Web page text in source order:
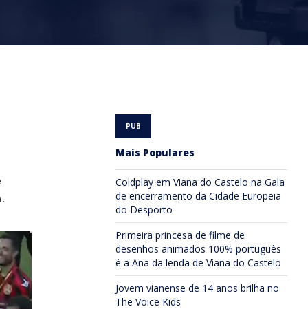
Mais Populares
Coldplay em Viana do Castelo na Gala
de encerramento da Cidade Europeia
do Desporto
Primeira princesa de filme de
desenhos animados 100% português
é a Ana da lenda de Viana do Castelo
Jovem vianense de 14 anos brilha no
The Voice Kids